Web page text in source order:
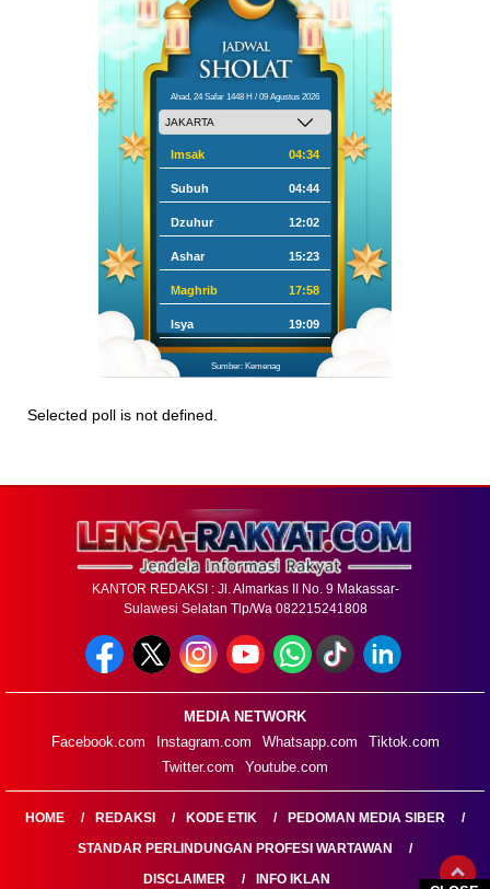
Ahad, 24 Safar 1448 H / 09 Agustus 2026
Imsak 04:34
Subuh 04:44
Dzuhur 12:02
Ashar 15:23
Maghrib 17:58
Isya 19:09
Sumber: Kemenag
Selected poll is not defined.
KANTOR REDAKSI : Jl. Almarkas II No. 9 Makassar-
Sulawesi Selatan Tlp/Wa 082215241808
MEDIA NETWORK
Facebook.com
Instagram.com Whatsapp.com
Tiktok.com
Twitter.com
Youtube.com
HOME REDAKSI KODE ETIK
PEDOMAN MEDIA SIBER
STANDAR PERLINDUNGAN PROFESI WARTAWAN
DISCLAIMER
INFO IKLAN